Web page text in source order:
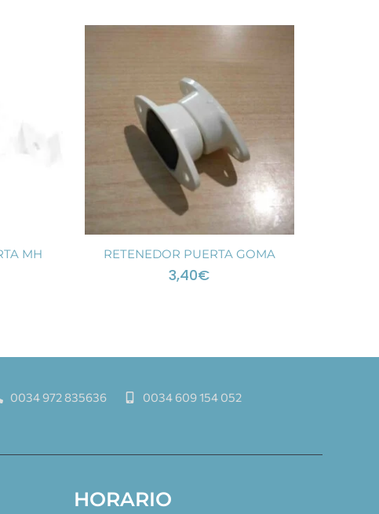
MH RETENEDOR PUERTA GOMA
3,40€
0034 972 835636
0034 609 154 052
HORARIO